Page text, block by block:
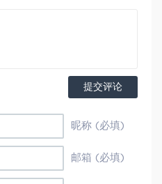
提交评论
昵称 (必填)
邮箱 (必填)